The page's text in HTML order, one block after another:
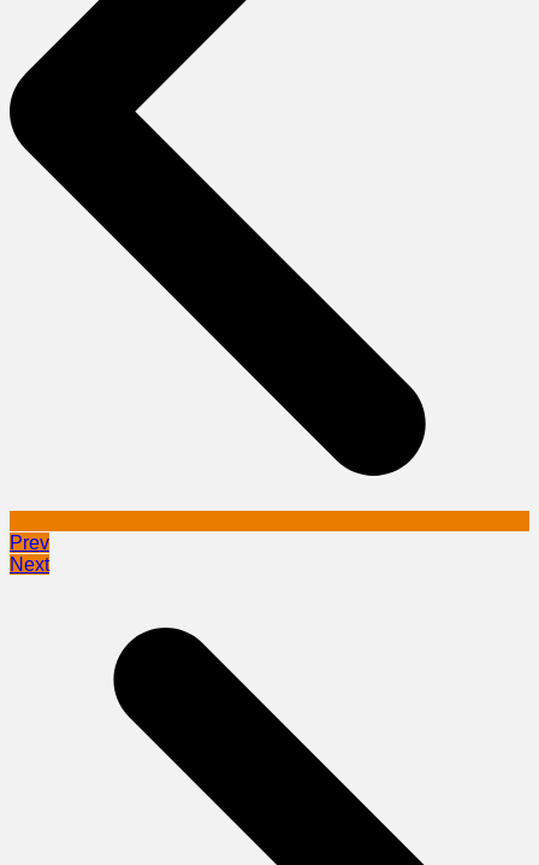
Prev
Next